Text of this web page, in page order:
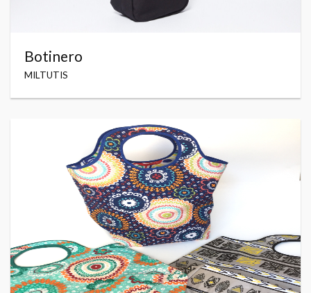
Botinero
MILTUTIS